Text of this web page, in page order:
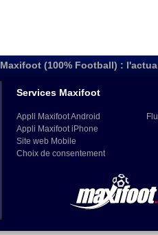
Maxifoot (100% Football) :
Services Maxifoot
Appli Maxifoot Android
Appli Maxifoot iPhone
Site web Mobile
Choix de consentement